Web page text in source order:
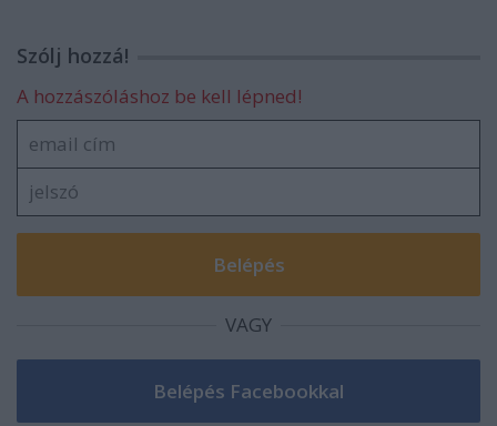
Szólj hozzá!
A hozzászóláshoz be kell lépned!
VAGY